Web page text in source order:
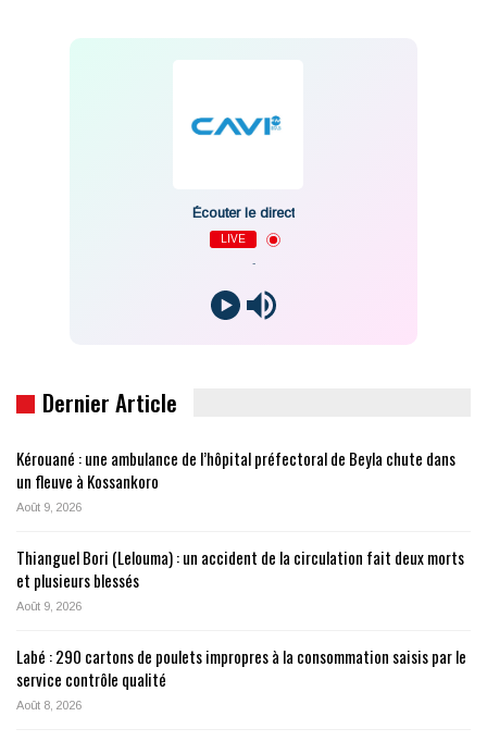
Écouter le direct
LIVE
Dernier Article
Kérouané : une ambulance de l’hôpital préfectoral de Beyla chute dans
un fleuve à Kossankoro
Août 9, 2026
Thianguel Bori (Lelouma) : un accident de la circulation fait deux morts
et plusieurs blessés
Août 9, 2026
Labé : 290 cartons de poulets impropres à la consommation saisis par le
service contrôle qualité
Août 8, 2026